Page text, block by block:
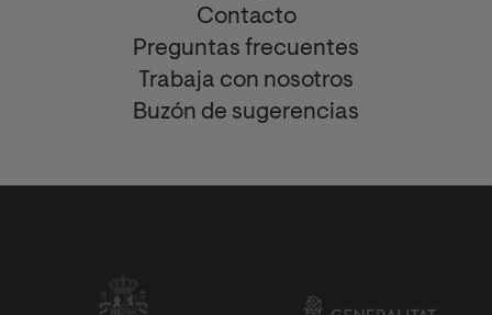
Contacto
Preguntas frecuentes
Trabaja con nosotros
Buzón de sugerencias